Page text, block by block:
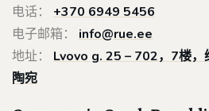
电话： +370 6949 5456
电子邮箱： info@rue.ee
地址： Lvovo g. 25 – 702，7楼
陶宛